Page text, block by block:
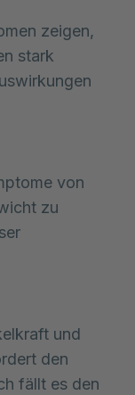
zeigen,
stark
von
zu
und
den
fällt es den